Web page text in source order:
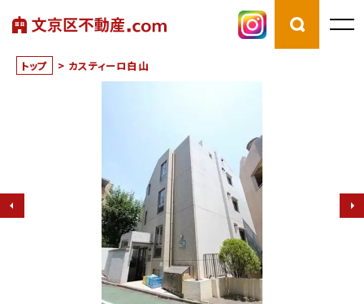
トップ > カスティーロ白山